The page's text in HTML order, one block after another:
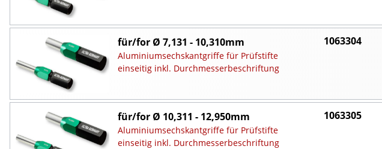
für/for Ø 7,131 - 10,310mm
Aluminiumsechskantgriffe für Prüfstifte
einseitig inkl. Durchmesserbeschriftung
1063304
für/for Ø 10,311 - 12,950mm
Aluminiumsechskantgriffe für Prüfstifte
einseitig inkl. Durchmesserbeschriftung
1063305